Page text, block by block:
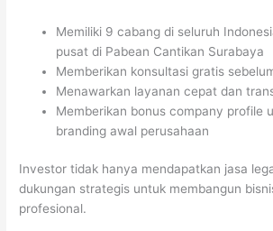
Memiliki 9 cabang di seluruh
pusat di Pabean Cantikan Surabaya
Memberikan konsultasi gratis
Menawarkan layanan cepat dan
Memberikan bonus company profile
branding awal perusahaan
Investor tidak hanya mendapatkan jasa
dukungan strategis untuk membangun
profesional.